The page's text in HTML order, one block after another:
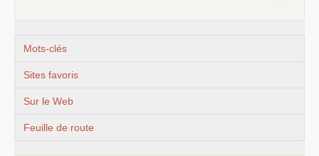
Mots-clés
Sites favoris
Sur le Web
Feuille de route